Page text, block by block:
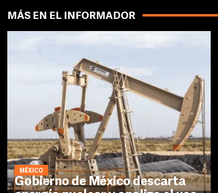
MÁS EN EL INFORMADOR
MÉXICO
Gobierno de México descarta